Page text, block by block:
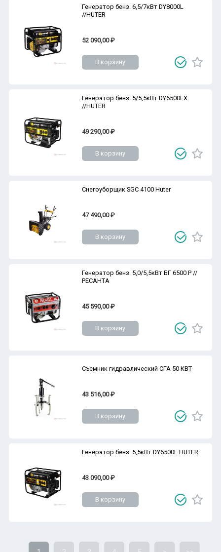
Генератор бенз. 6,5/7кВт DY8000L
//HUTER
52 090,00 ₽
В корзину
Генератор бенз. 5/5,5кВт DY6500LX
//HUTER
49 290,00 ₽
В корзину
Снегоуборщик SGC 4100 Huter
47 490,00 ₽
В корзину
Генератор бенз. 5,0/5,5кВт БГ 6500 Р //
РЕСАНТА
45 590,00 ₽
В корзину
Съемник гидравлический СГА 50 КВТ
43 516,00 ₽
В корзину
Генератор бенз. 5,5кВт DY6500L HUTER
43 090,00 ₽
В корзину